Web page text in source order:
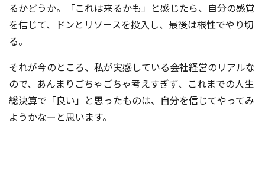
るかどうか。「これは来るかも」と感じたら、自分の感覚
を信じて、ドンとリソースを投入し、最後は根性でやり切
る。
それが今のところ、私が実感している会社経営のリアルな
ので、あんまりごちゃごちゃ考えすぎず、これまでの人生
総決算で「良い」と思ったものは、自分を信じてやってみ
ようかなーと思います。